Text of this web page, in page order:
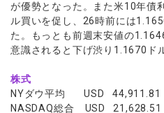
が優勢となった。また米10年債
ル買いを促し、26時前には
た。もっとも前週末安値の
意識されると下げ渋り1.1670ド
株式
NYダウ平均 USD
NASDAQ総合 USD